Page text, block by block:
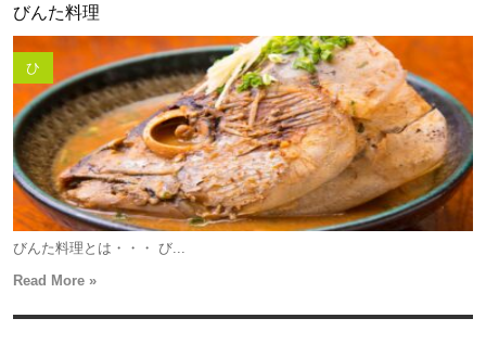
びんた料理
ひ
びんた料理とは・・・ び...
Read More »